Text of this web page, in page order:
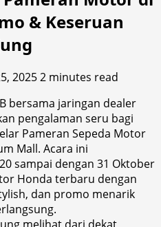
& Keseruan
20252 minutes read
bersama jaringan dealer
pengalaman seru bagi
Pameran Sepeda Motor
Mall. Acara ini
sampai dengan 31 Oktober
Honda terbaru dengan
dan promo menarik